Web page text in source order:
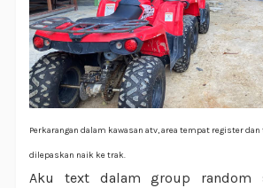
Perkarangan dalam kawasan atv, area tempat register
dilepaskan naik ke trak.
Aku text dalam group random